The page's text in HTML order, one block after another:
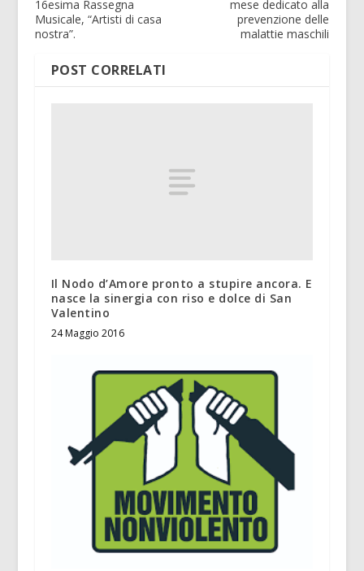
16esima Rassegna
Musicale, “Artisti di casa
nostra”.
mese dedicato alla
prevenzione delle
malattie maschili
POST CORRELATI
Il Nodo d’Amore pronto a stupire ancora. E
nasce la sinergia con riso e dolce di San
Valentino
24 Maggio 2016